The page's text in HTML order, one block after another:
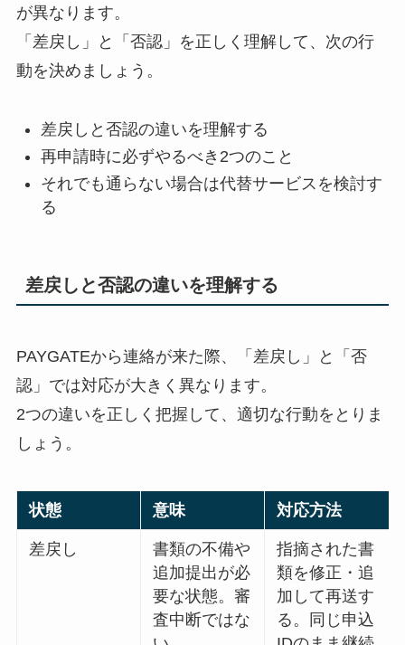
が異なります。
「差戻し」と「否認」を正しく理解して、次の行
動を決めましょう。
差戻しと否認の違いを理解する
再申請時に必ずやるべき2つのこと
それでも通らない場合は代替サービスを検討す
る
差戻しと否認の違いを理解する
PAYGATEから連絡が来た際、「差戻し」と「否
認」では対応が大きく異なります。
2つの違いを正しく把握して、適切な行動をとりま
しょう。
状態 意味 対応方法
差戻し
書類の不備や
追加提出が必
要な状態。審
査中断ではな
指摘された書
類を修正・追
加して再送す
る。同じ申込